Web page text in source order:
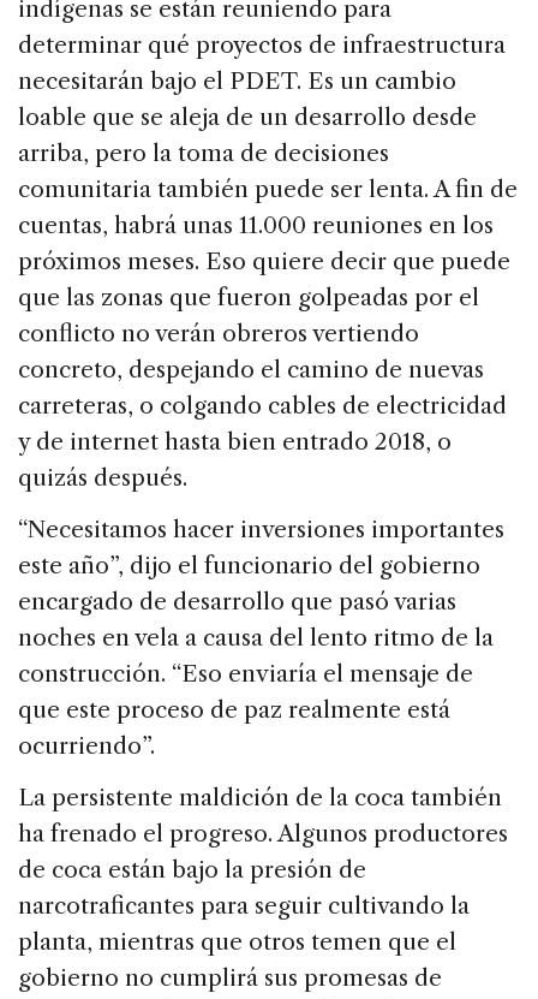
indígenas se están reuniendo para
determinar qué proyectos de infraestructura
necesitarán bajo el PDET. Es un cambio
loable que se aleja de un desarrollo desde
arriba, pero la toma de decisiones
comunitaria también puede ser lenta. A fin de
cuentas, habrá unas 11.000 reuniones en los
próximos meses. Eso quiere decir que puede
que las zonas que fueron golpeadas por el
conflicto no verán obreros vertiendo
concreto, despejando el camino de nuevas
carreteras, o colgando cables de electricidad
y de internet hasta bien entrado 2018, o
quizás después.
“Necesitamos hacer inversiones importantes
este año”, dijo el funcionario del gobierno
encargado de desarrollo que pasó varias
noches en vela a causa del lento ritmo de la
construcción. “Eso enviaría el mensaje de
que este proceso de paz realmente está
ocurriendo”.
La persistente maldición de la coca también
ha frenado el progreso. Algunos productores
de coca están bajo la presión de
narcotraficantes para seguir cultivando la
planta, mientras que otros temen que el
gobierno no cumplirá sus promesas de